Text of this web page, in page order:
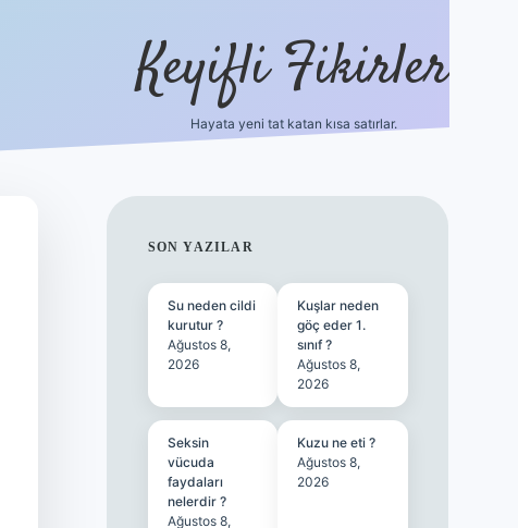
Keyifli Fikirler
Hayata yeni tat katan kısa satırlar.
SIDEBAR
SON YAZILAR
Su neden cildi
kurutur ?
Ağustos 8,
2026
Kuşlar neden
göç eder 1.
sınıf ?
Ağustos 8,
2026
Seksin
vücuda
faydaları
nelerdir ?
Ağustos 8,
Kuzu ne eti ?
Ağustos 8,
2026
vd casino giriş